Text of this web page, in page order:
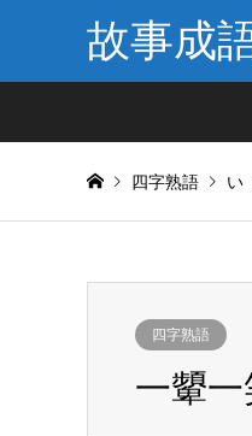
故事成
四字熟語 い
四字熟語
一顰